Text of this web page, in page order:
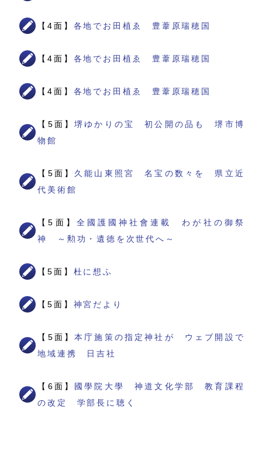
【4面】 各地でお田植ゑ 豊葦原瑞穂国
【4面】 各地でお田植ゑ 豊葦原瑞穂国
【4面】 各地でお田植ゑ 豊葦原瑞穂国
【5面】堺ゆかりの宝 初公開の品も 堺市博
物館
【5面】 久能山東照宮 名宝の数々を 県立近
代美術館
【5面】 全國護國神社會連載 わが社の御祭
神 ～勲功・遺徳を次世代へ～
【5面】 杜に想ふ
【5面】 神宮だより
【5面】本庁施策の指定神社が ウェブ開設で
地域連携 日吉社
【6面】
國學院大學 神道文化学部 教育課程
の改定 学部長に聴く